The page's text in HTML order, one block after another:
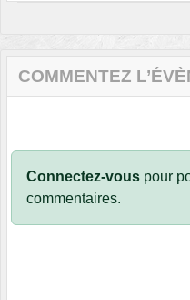
COMMENTEZ
Connectez-vous pour
commentaires.